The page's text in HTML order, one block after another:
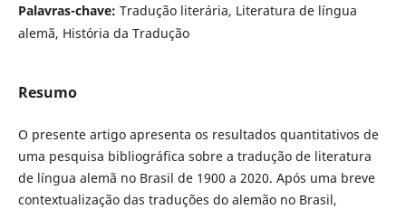
Palavras-chave: Tradução literária, Literatura de língua
alemã, História da Tradução
Resumo
O presente artigo apresenta os resultados quantitativos de
uma pesquisa bibliográfica sobre a tradução de literatura
de língua alemã no Brasil de 1900 a 2020. Após uma breve
contextualização das traduções do alemão no Brasil,